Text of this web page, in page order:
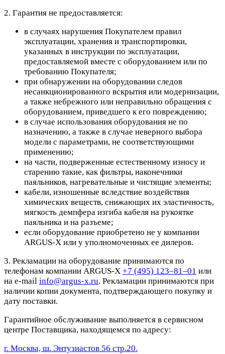
2. Гарантия не предоставляется:
в случаях нарушения Покупателем правил
эксплуатации, хранения и транспортировки,
указанных в инструкции по эксплуатации,
предоставляемой вместе с оборудованием или по
требованию Покупателя;
при обнаружении на оборудовании следов
несанкционированного вскрытия или модернизации,
а также небрежного или неправильно обращения с
оборудованием, приведшего к его повреждению;
в случае использования оборудования не по
назначению, а также в случае неверного выбора
модели с параметрами, не соответствующими
применению;
на части, подверженные естественному износу и
старению такие, как фильтры, наконечники
паяльников, нагревательные и чистящие элементы;
кабели, изношенные вследствие воздействия
химических веществ, снижающих их эластичность,
мягкость демпфера изгиба кабеля на рукоятке
паяльника и на разъеме;
если оборудование приобретено не у компании
ARGUS-X или у уполномоченных ее дилеров.
3. Рекламации на оборудование принимаются по
телефонам компании ARGUS-X +7 (495) 123–81–01 или
на e-mail info@argus-x.ru. Рекламации принимаются при
наличии копии документа, подтверждающего покупку и
дату поставки.
Гарантийное обслуживание выполняется в сервисном
центре Поставщика, находящемся по адресу:
г. Москва, ш. Энтузиастов 56 стр.20.